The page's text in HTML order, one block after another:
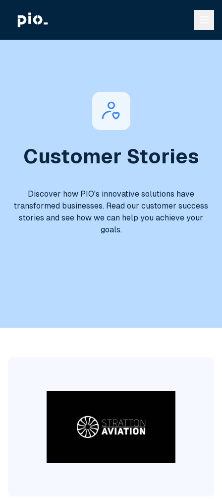
Customer Stories
Discover how PIO's innovative solutions have
transformed businesses. Read our customer success
stories and see how we can help you achieve your
goals.